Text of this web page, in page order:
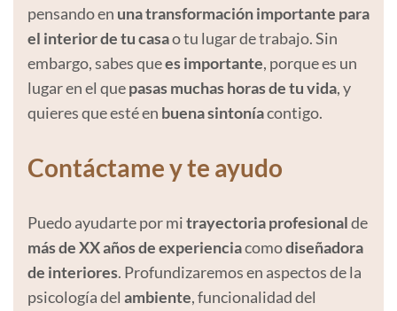
pensando en una transformación importante para
el interior de tu casao tu lugar de trabajo. Sin
embargo, sabes quees importante, porque es un
lugar en el quepasas muchas horas de tu vida, y
quieres que esté en buena sintoníacontigo.
Contáctame y te ayudo
Puedo ayudarte por mitrayectoria profesionalde
más de XX años de experienciacomodiseñadora
de interiores. Profundizaremos en aspectos de la
psicología del ambiente, funcionalidad del